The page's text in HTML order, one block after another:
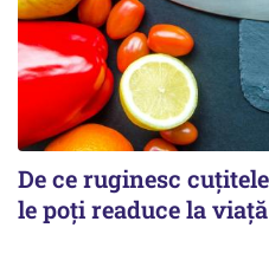
De ce ruginesc
le poți readuce la viață